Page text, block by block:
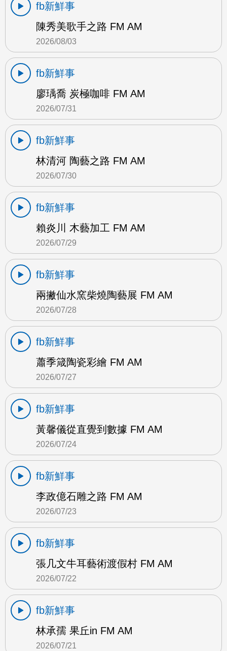
fb新鮮事
陳秀美歌手之路 FM AM
2026/08/03
fb新鮮事
廖瑀喬 炭極咖啡 FM AM
2026/07/31
fb新鮮事
林清河 陶藝之路 FM AM
2026/07/30
fb新鮮事
賴炎川 木藝加工 FM AM
2026/07/29
fb新鮮事
兩撇仙水窯柴燒陶藝展 FM AM
2026/07/28
fb新鮮事
蕭季箴陶瓷彩繪 FM AM
2026/07/27
fb新鮮事
黃馨儀從直覺到數據 FM AM
2026/07/24
fb新鮮事
李政億石雕之路 FM AM
2026/07/23
fb新鮮事
張几文牛耳藝術渡假村 FM AM
2026/07/22
fb新鮮事
林承孺 果丘in FM AM
2026/07/21